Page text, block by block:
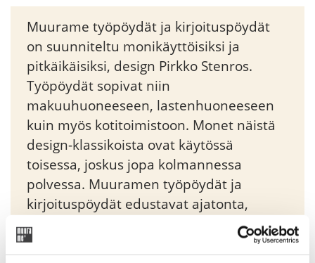
Muurame työpöydät ja kirjoituspöydät
on suunniteltu monikäyttöisiksi ja
pitkäikäisiksi, design Pirkko Stenros.
Työpöydät sopivat niin
makuuhuoneeseen, lastenhuoneeseen
kuin myös kotitoimistoon. Monet näistä
design-klassikoista ovat käytössä
toisessa, joskus jopa kolmannessa
polvessa. Muuramen työpöydät ja
kirjoituspöydät edustavat ajatonta,
klassista tyylikkyyttä.